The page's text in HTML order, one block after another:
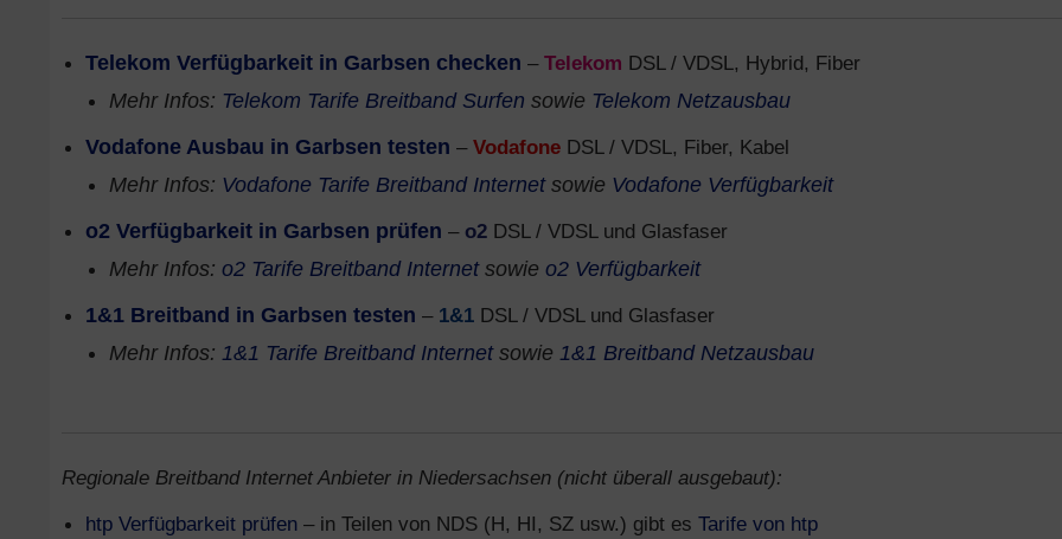
Telekom Verfügbarkeit in Garbsen checken – Telekom DSL / VDSL, Hybrid, Fiber
Mehr Infos: Telekom Tarife Breitband Surfen sowie Telekom Netzausbau
Vodafone Ausbau in Garbsen testen – Vodafone DSL / VDSL, Fiber, Kabel
Mehr Infos: Vodafone Tarife Breitband Internetsowie Vodafone Verfügbarkeit
o2 Verfügbarkeit in Garbsen prüfen – o2 DSL / VDSL und Glasfaser
Mehr Infos: o2 Tarife Breitband Internetsowie o2 Verfügbarkeit
1&1 Breitband in Garbsen testen – 1&1 DSL / VDSL und Glasfaser
Mehr Infos: 1&1 Tarife Breitband Internetsowie 1&1 Breitband Netzausbau
Regionale Breitband Internet Anbieter in Niedersachsen (nicht überall ausgebaut):
htp Verfügbarkeit prüfen – in Teilen von NDS (H, HI, SZ usw.) gibt es Tarife von htp